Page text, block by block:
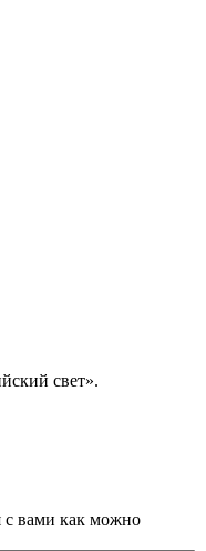
свет».
с вами как можно